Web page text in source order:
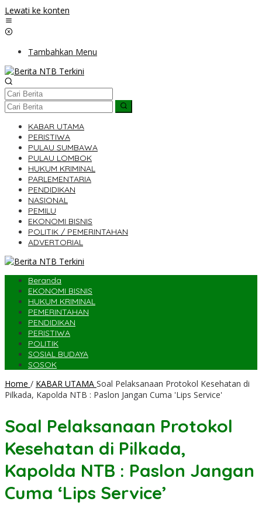
Lewati ke konten
Tambahkan Menu
KABAR UTAMA
PERISTIWA
PULAU SUMBAWA
PULAU LOMBOK
HUKUM KRIMINAL
PARLEMENTARIA
PENDIDIKAN
NASIONAL
PEMILU
EKONOMI BISNIS
POLITIK / PEMERINTAHAN
ADVERTORIAL
Beranda
EKONOMI BISNIS
HUKUM KRIMINAL
PEMERINTAHAN
PENDIDIKAN
PERISTIWA
POLITIK
SOSIAL BUDAYA
SOSOK
Home / KABAR UTAMA Soal Pelaksanaan Protokol Kesehatan di
Pilkada, Kapolda NTB : Paslon Jangan Cuma 'Lips Service'
Soal Pelaksanaan Protokol
Kesehatan di Pilkada,
Kapolda NTB : Paslon Jangan
Cuma ‘Lips Service’